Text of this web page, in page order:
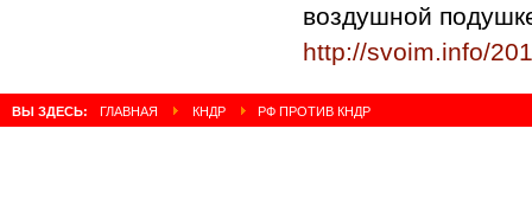
воздушной
http://svoim.info/
ВЫ ЗДЕСЬ: ГЛАВНАЯ КНДР РФ ПРОТИВ КНДР